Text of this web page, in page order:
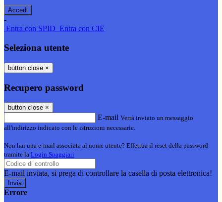
-
Entra con SPID Entra con CIE
Seleziona utente
button close ×
Recupero password
button close ×
E-mail Verrà inviato un messaggio
all'indirizzo indicato con le istruzioni necessarie.
Non hai una e-mail associata al nome utente? Effettua il reset della password
tramite la Login Spaggiari
E-mail inviata, si prega di controllare la casella di posta elettronica!
Errore